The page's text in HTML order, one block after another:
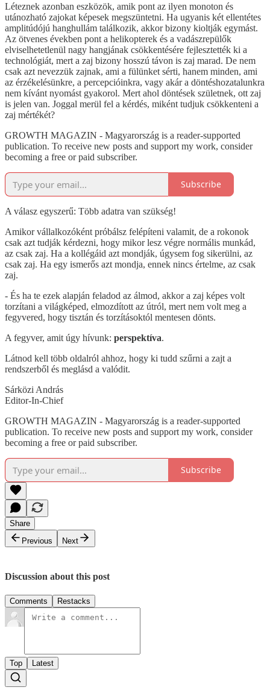
Léteznek azonban eszközök, amik pont az ilyen monoton és
utánozható zajokat képesek megszüntetni. Ha ugyanis két ellentétes
amplitúdójú hanghullám találkozik, akkor bizony kioltják egymást.
Az ötvenes években pont a helikopterek és a vadászrepülők
elviselhetetlenül nagy hangjának csökkentésére fejlesztették ki a
technológiát, mert a zaj bizony hosszú távon is zaj marad. De nem
csak azt nevezzük zajnak, ami a fülünket sérti, hanem minden, ami
az érzékelésünkre, a percepcióinkra, vagy akár a döntéshozatalunkra
nem kívánt nyomást gyakorol. Mert ahol döntések születnek, ott zaj
is jelen van. Joggal merül fel a kérdés, miként tudjuk csökkenteni a
zaj mértékét?
GROWTH MAGAZIN - Magyarország is a reader-supported
publication. To receive new posts and support my work, consider
becoming a free or paid subscriber.
Subscribe
A válasz egyszerű: Több adatra van szükség!
Amikor vállalkozóként próbálsz felépíteni valamit, de a rokonok
csak azt tudják kérdezni, hogy mikor lesz végre normális munkád,
az csak zaj. Ha a kollégáid azt mondják, úgysem fog sikerülni, az
csak zaj. Ha egy ismerős azt mondja, ennek nincs értelme, az csak
zaj.
- És ha te ezek alapján feladod az álmod, akkor a zaj képes volt
torzítani a világképed, elmozdított az útról, mert nem volt meg a
fegyvered, hogy tisztán és torzításoktól mentesen dönts.
A fegyver, amit úgy hívunk: perspektíva.
Látnod kell több oldalról ahhoz, hogy ki tudd szűrni a zajt a
rendszerből és meglásd a valódit.
Sárközi András
Editor-In-Chief
GROWTH MAGAZIN - Magyarország is a reader-supported
publication. To receive new posts and support my work, consider
becoming a free or paid subscriber.
Subscribe
Share
Previous
Next
Discussion about this post
Comments Restacks
Top Latest